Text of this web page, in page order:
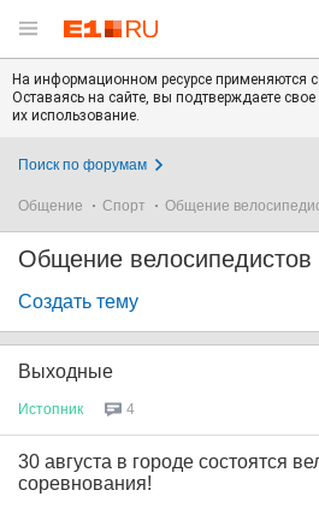
На информационном ресурсе применяются
Оставаясь на сайте, вы подтверждаете свое
их использование.
Поиск по форумам
Общение Спорт Общение
Общение велосипедистов
Создать тему
Выходные
Истопник 4
30 августа в городе состоятся
соревнования!